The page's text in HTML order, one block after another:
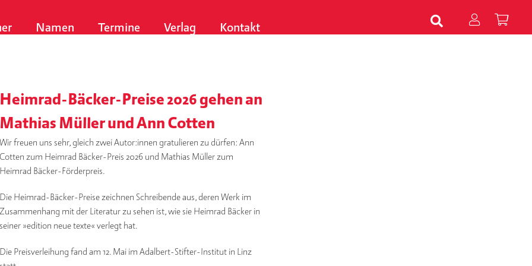
Namen Termine Verlag Kontakt
Heimrad-Bäcker-Preise 2026 gehen an
Mathias Müller und Ann Cotten
Wir freuen uns sehr, gleich zwei Autor:innen gratulieren zu dürfen: Ann
Cotten zum Heimrad Bäcker-Preis 2026 und Mathias Müller zum
Heimrad Bäcker-Förderpreis.
Die Heimrad-Bäcker-Preise zeichnen Schreibende aus, deren Werk im
Zusammenhang mit der Literatur zu sehen ist, wie sie Heimrad Bäcker in
seiner »edition neue texte« verlegt hat.
Die Preisverleihung fand am 12. Mai im Adalbert-Stifter-Institut in Linz